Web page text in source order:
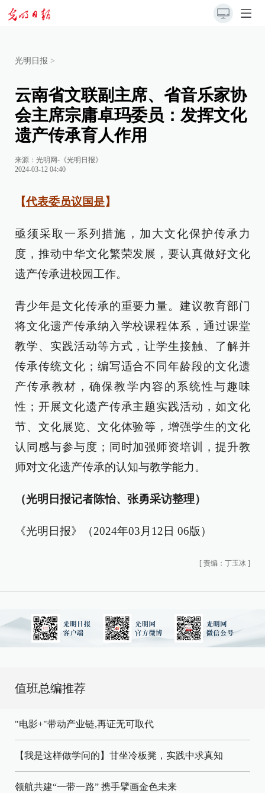
光明日报 >
云南省文联副主席、省音乐家协
会主席宗庸卓玛委员：发挥文化
遗产传承育人作用
来源： 光明网-《光明日报》
2024-03-12 04:40
【代表委员议国是】
亟须采取一系列措施，加大文化保护传承力
度，推动中华文化繁荣发展，要认真做好文化
遗产传承进校园工作。
青少年是文化传承的重要力量。建议教育部门
将文化遗产传承纳入学校课程体系，通过课堂
教学、实践活动等方式，让学生接触、了解并
传承传统文化；编写适合不同年龄段的文化遗
产传承教材，确保教学内容的系统性与趣味
性；开展文化遗产传承主题实践活动，如文化
节、文化展览、文化体验等，增强学生的文化
认同感与参与度；同时加强师资培训，提升教
师对文化遗产传承的认知与教学能力。
（光明日报记者陈怡、张勇采访整理）
《光明日报》（2024年03月12日 06版）
[ 责编：丁玉冰 ]
值班总编推荐
"电影+"带动产业链,再证无可取代
【我是这样做学问的】甘坐冷板凳，实践中求真知
领航共建“一带一路” 携手擘画金色未来